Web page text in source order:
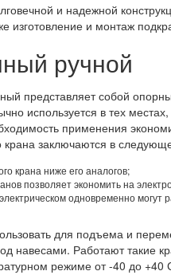
и надежной
изготовление и монтаж
ручной
представляет собой
используется в тех
применения
крана заключаются в
крана ниже его аналогов;
позволяет экономить на
одновременно могут
для подъема и
навесами. Работают такие
режиме от -40 до +40